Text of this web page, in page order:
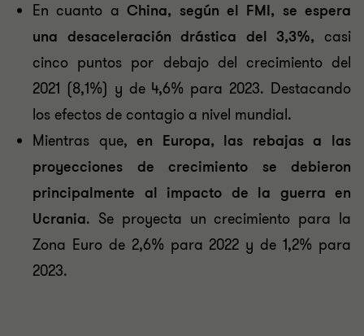
En cuanto aChina, según el FMI, se espera
una desaceleración drástica del 3,3%, casi
cinco puntos por debajo del crecimiento del
2021 (8,1%) y de 4,6% para 2023. Destacando
los efectos de contagio a nivel mundial.
Mientras que,en Europa, las rebajas a las
proyecciones de crecimiento se debieron
principalmente al impacto de la guerra en
Ucrania. Se proyecta un crecimiento para la
Zona Euro de 2,6% para 2022 y de 1,2% para
2023.